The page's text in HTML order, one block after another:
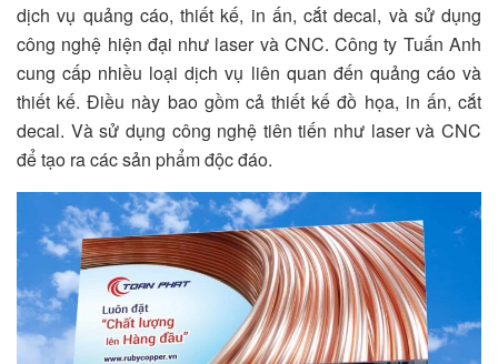
dịch vụ quảng cáo, thiết kế, in ấn, cắt decal, và sử dụng
công nghệ hiện đại như laser và CNC. Công ty Tuấn Anh
cung cấp nhiều loại dịch vụ liên quan đến quảng cáo và
thiết kế. Điều này bao gồm cả thiết kế đồ họa, in ấn, cắt
decal. Và sử dụng công nghệ tiên tiến như laser và CNC
để tạo ra các sản phẩm độc đáo.